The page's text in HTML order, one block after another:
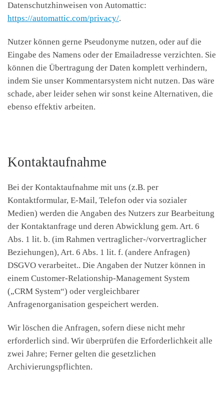
Datenschutzhinweisen von Automattic:
https://automattic.com/privacy/.
Nutzer können gerne Pseudonyme nutzen, oder auf die
Eingabe des Namens oder der Emailadresse verzichten. Sie
können die Übertragung der Daten komplett verhindern,
indem Sie unser Kommentarsystem nicht nutzen. Das wäre
schade, aber leider sehen wir sonst keine Alternativen, die
ebenso effektiv arbeiten.
Kontaktaufnahme
Bei der Kontaktaufnahme mit uns (z.B. per
Kontaktformular, E-Mail, Telefon oder via sozialer
Medien) werden die Angaben des Nutzers zur Bearbeitung
der Kontaktanfrage und deren Abwicklung gem. Art. 6
Abs. 1 lit. b. (im Rahmen vertraglicher-/vorvertraglicher
Beziehungen), Art. 6 Abs. 1 lit. f. (andere Anfragen)
DSGVO verarbeitet.. Die Angaben der Nutzer können in
einem Customer-Relationship-Management System
(„CRM System“) oder vergleichbarer
Anfragenorganisation gespeichert werden.
Wir löschen die Anfragen, sofern diese nicht mehr
erforderlich sind. Wir überprüfen die Erforderlichkeit alle
zwei Jahre; Ferner gelten die gesetzlichen
Archivierungspflichten.